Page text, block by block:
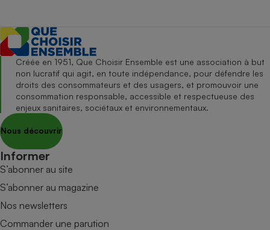
Créée en 1951, Que Choisir Ensemble est une association à but
non lucratif qui agit, en toute indépendance, pour défendre les
droits des consommateurs et des usagers, et promouvoir une
consommation responsable, accessible et respectueuse des
enjeux sanitaires, sociétaux et environnementaux.
Nous découvrir
Informer
S’abonner au site
S’abonner au magazine
Nos newsletters
Commander une parution